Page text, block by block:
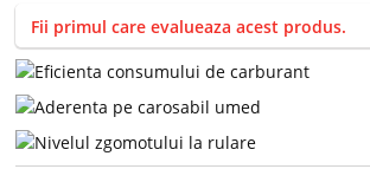
Fii primul care evalueaza acest produs.